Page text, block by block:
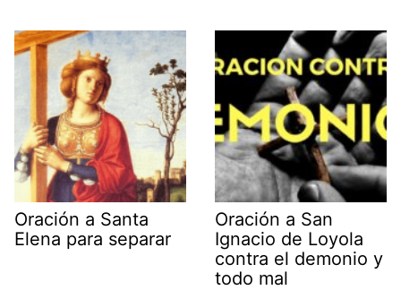
Oración a Santa
Elena para separar
Oración a San
Ignacio de Loyola
contra el demonio y
todo mal